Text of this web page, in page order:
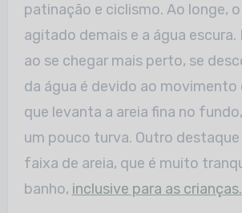
patinação e ciclismo. Ao longe,
agitado demais e a água
ao se chegar mais perto, se
da água é devido ao movimento
que levanta a areia fina no
um pouco turva. Outro destaque
faixa de areia, que é muito
banho, inclusive para as crianças.